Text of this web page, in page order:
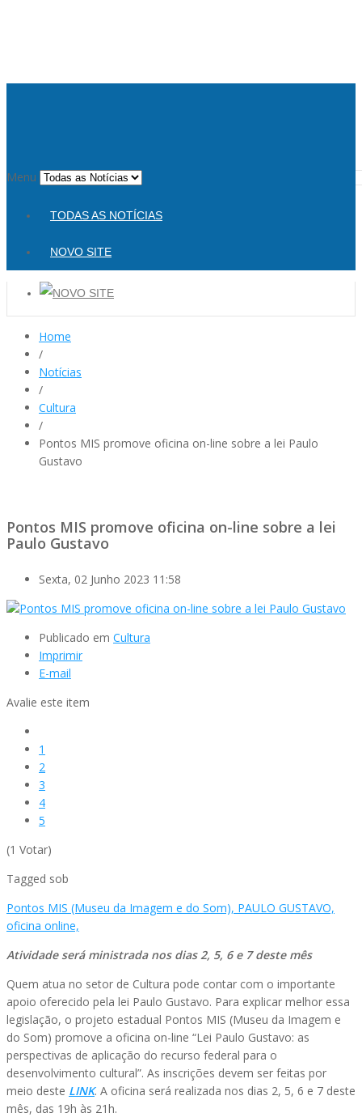
Menu
TODAS AS NOTÍCIAS
NOVO SITE
Home
/
Notícias
/
Cultura
/
Pontos MIS promove oficina on-line sobre a lei Paulo
Gustavo
Pontos MIS promove oficina on-line sobre a lei
Paulo Gustavo
Sexta, 02 Junho 2023 11:58
Publicado em Cultura
Imprimir
E-mail
Avalie este item
1
2
3
4
5
(1 Votar)
Tagged sob
Pontos MIS (Museu da Imagem e do Som), PAULO GUSTAVO,
oficina online,
Atividade será ministrada nos dias 2, 5, 6 e 7 deste mês
Quem atua no setor de Cultura pode contar com o importante
apoio oferecido pela lei Paulo Gustavo. Para explicar melhor essa
legislação, o projeto estadual Pontos MIS (Museu da Imagem e
do Som) promove a oficina on-line “Lei Paulo Gustavo: as
perspectivas de aplicação do recurso federal para o
desenvolvimento cultural”. As inscrições devem ser feitas por
meio deste LINK. A oficina será realizada nos dias 2, 5, 6 e 7 deste
mês, das 19h às 21h.